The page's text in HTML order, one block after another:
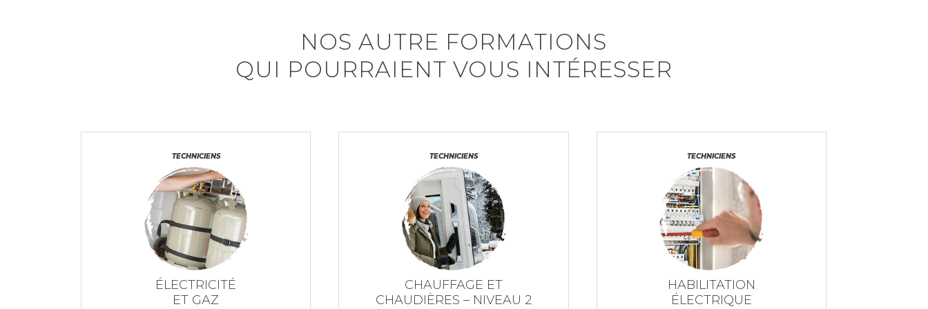
NOS AUTRE FORMATIONS
QUI POURRAIENT VOUS INTÉRESSER
TECHNICIENS
ÉLECTRICITÉ
ET GAZ
TECHNICIENS
CHAUFFAGE ET
CHAUDIÈRES – NIVEAU 2
TECHNICIENS
HABILITATION
ÉLECTRIQUE